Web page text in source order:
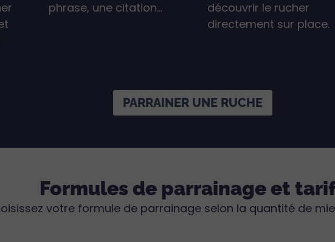
phrase, une citation...
découvrir le rucher
directement sur place.
PARRAINER UNE RUCHE
Formules de parrainage et
votre formule de parrainage selon la quantité de